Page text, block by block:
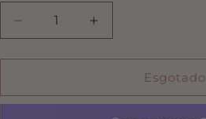
Diminuir
a
quantidade
Blocos
Aumentar
a
quantidade
Blocos
Esgotado